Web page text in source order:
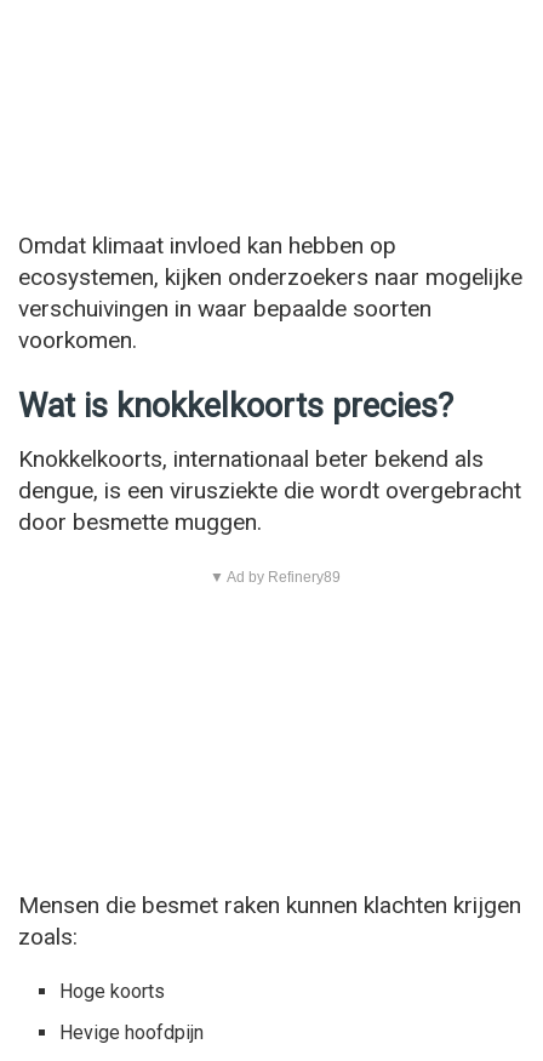
Omdat klimaat invloed kan hebben op
ecosystemen, kijken onderzoekers naar mogelijke
verschuivingen in waar bepaalde soorten
voorkomen.
Wat is knokkelkoorts precies?
Knokkelkoorts, internationaal beter bekend als
dengue, is een virusziekte die wordt overgebracht
door besmette muggen.
▼ Ad by Refinery89
Mensen die besmet raken kunnen klachten krijgen
zoals:
Hoge koorts
Hevige hoofdpijn